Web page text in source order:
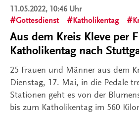
11.05.2022, 10:46 Uhr
Gottesdienst
Katholikentag
Aus dem Kreis Kleve per
Katholikentag nach
25 Frauen und Männer aus dem
Dienstag, 17. Mai, in die Pedale
Stationen geht es von der
bis zum Katholikentag im 560